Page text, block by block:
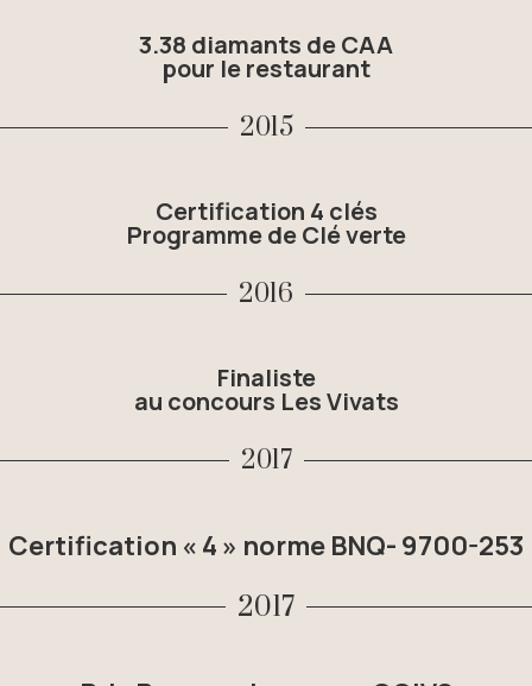
3.38 diamants de CAA
pour le restaurant
2015
Certification 4 clés
Programme de Clé verte
2016
Finaliste
au concours Les Vivats
2017
Certification « 4 » norme BNQ- 9700-253
2017